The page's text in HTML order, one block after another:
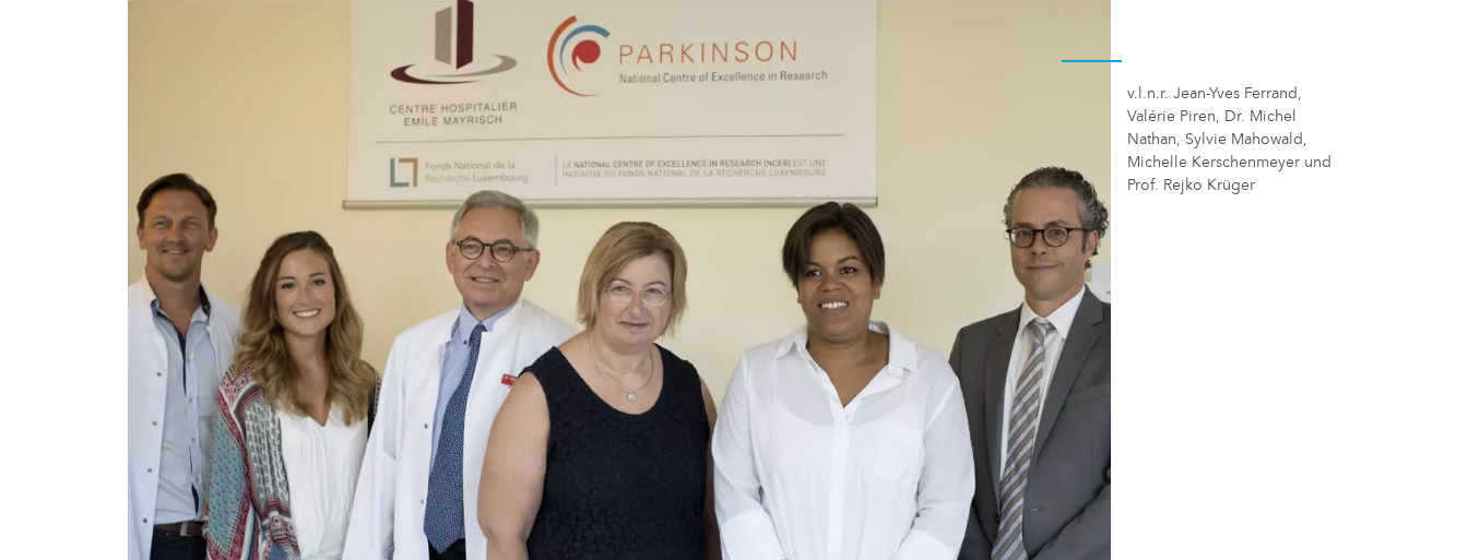
v.l.n.r. Jean-Yves Ferrand,
Valérie Piren, Dr. Michel
Nathan, Sylvie Mahowald,
Michelle Kerschenmeyer und
Prof. Rejko Krüger